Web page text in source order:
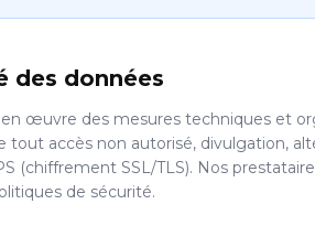
des données
œuvre des mesures techniques et
tout accès non autorisé, divulgation,
(chiffrement SSL/TLS). Nos
de sécurité.